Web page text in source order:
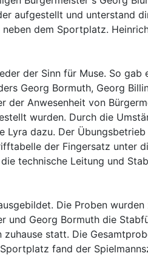
aufgestellt und unterstand
dem Sportplatz.
der Sinn für Muse. So gab
Georg Bormuth, Georg
der Anwesenheit von
wurden. Durch die
dazu. Der
der Fingersatz unter
technische Leitung und
Die Proben wurden
Georg Bormuth die
statt. Die
fand der